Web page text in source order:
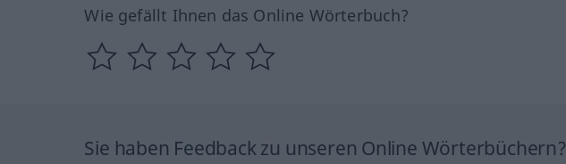
Wie gefällt Ihnen das Online Wörterbuch?
Sie haben Feedback zu unseren Online Wörterbüchern?